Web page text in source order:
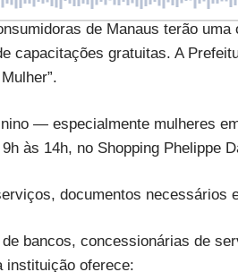
de Manaus terão
capacitações gratuitas. A
— especialmente mulheres
às 14h, no Shopping Phelippe
documentos necessários
bancos, concessionárias de
instituição oferece: